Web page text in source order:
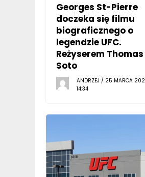
Georges St-Pierre
doczeka się filmu
biograficznego o
legendzie UFC.
Reżyserem Thomas
Soto
ANDRZEJ / 25 MARCA
14:34